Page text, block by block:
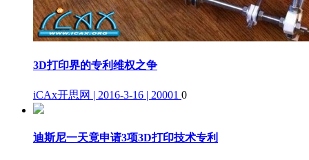
3D打印界的专利维权之争
iCAx开思网 | 2016-3-16 | 20001 0
迪斯尼一天竟申请3项3D打印技术专利